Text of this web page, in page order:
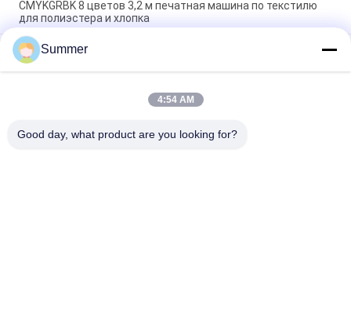
CMYKGRBK 8 цветов 3,2 м печатная машина по текстилю
для полиэстера и хлопка
Принтер ткани печатной машины ткани Imprimante 2m &
3.2m цифров для материалов хлопка & полиэстера
Цифровая прямая чернила текстильная большого
формата красителя сублимации тканевой печатный
Summer
4:54 AM
Good day, what product are you looking for?